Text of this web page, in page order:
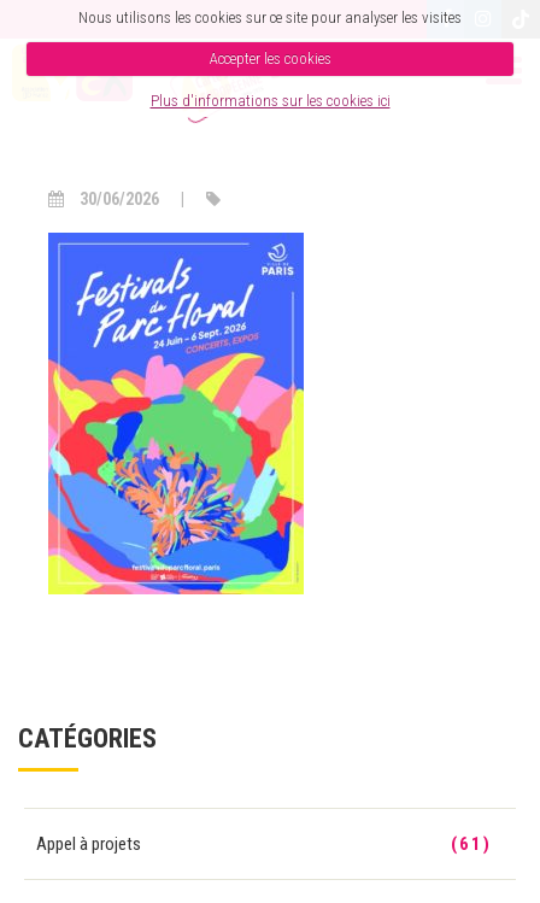
Nous utilisons les cookies sur ce site pour analyser les visites
Accepter les cookies
Plus d'informations sur les cookies ici
PROGRAMME FDPF_2026
30/06/2026
CATÉGORIES
Appel à projets (61)